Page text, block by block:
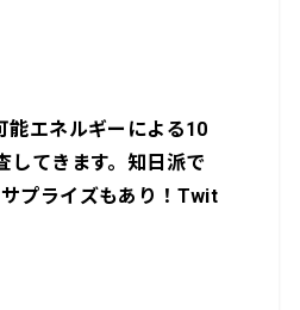
能エネルギーによる10
してきます。知日派で
プライズもあり！Twit